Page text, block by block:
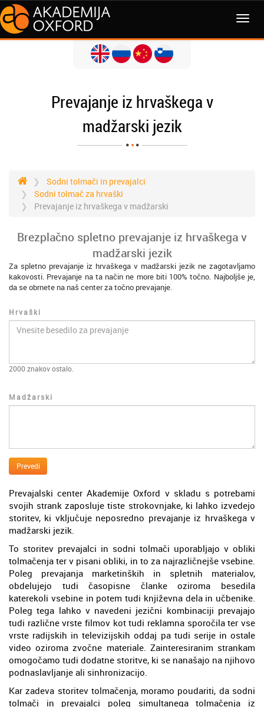
MENI
Prevajanje iz hrvaškega v
madžarski jezik
Sodni tolmači in prevajalci
Sodni tolmač za hrvaški
Prevajanje iz hrvaškega v madžarski
Brezplačno spletno prevajanje iz hrvaškega v
madžarski jezik
Za spletno prevajanje iz hrvaškega v madžarski jezik ne zagotavljamo
kakovosti. Prevajanje na ta način ne more biti 100% točno. Najboljše je,
da se obrnete na naš center za točno prevajanje.
Hrvaški
2000 znakov ostalo.
Madžarski
Prevedi
Prevajalski center Akademije Oxford v skladu s potrebami
svojih strank zaposluje tiste strokovnjake, ki lahko izvedejo
storitev, ki vključuje neposredno prevajanje iz hrvaškega v
madžarski jezik.
To storitev prevajalci in sodni tolmači uporabljajo v obliki
tolmačenja ter v pisani obliki, in to za najrazličnejše vsebine.
Poleg prevajanja marketinških in spletnih materialov,
obdelujejo tudi časopisne članke oziroma besedila
katerekoli vsebine in potem tudi književna dela in učbenike.
Poleg tega lahko v navedeni jezični kombinaciji prevajajo
tudi različne vrste filmov kot tudi reklamna sporočila ter vse
vrste radijskih in televizijskih oddaj pa tudi serije in ostale
video oziroma zvočne materiale. Zainteresiranim strankam
omogočamo tudi dodatne storitve, ki se nanašajo na njihovo
podnaslavljanje ali sinhronizacijo.
Kar zadeva storitev tolmačenja, moramo poudariti, da sodni
tolmači in prevajalci poleg simultanega tolmačenja iz